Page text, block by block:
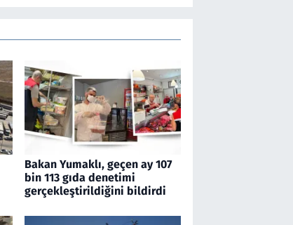
Bakan Yumaklı, geçen ay 107
bin 113 gıda denetimi
gerçekleştirildiğini bildirdi